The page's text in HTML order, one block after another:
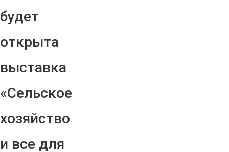
будет
открыта
выставка
«Сельское
хозяйство
и все для